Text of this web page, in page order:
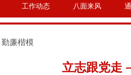
工作动态 八面来风
勤廉楷模
立志跟党走